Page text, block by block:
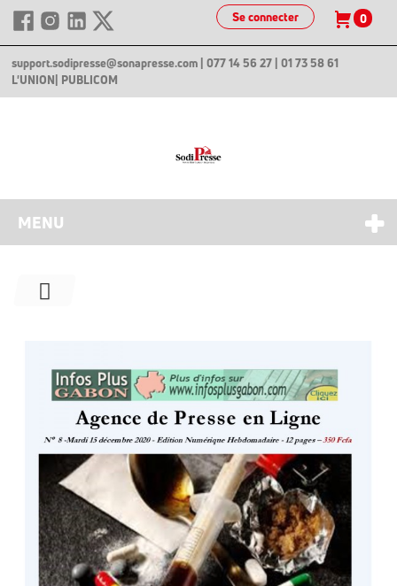
Se connecter 0
support.sodipresse@sonapresse.com | 077 14 56 27 | 01 73 58 61
L'UNION | PUBLICOM
MENU